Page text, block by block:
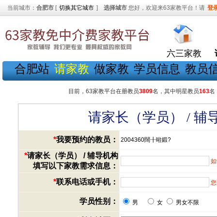
当前城市： 合肥市 [ 切换其它城市 ] 选择城市 您好，欢迎来63家教平台！请 登
六三家教
合肥站 请家教 做家教 学员信息 教员
目前，63家教平台在册教员3809名，其中明星教员163名
请家长（学员） / 辅
*我要预约的教员： 2004360闊╂暀鍛?
*请家长（学员） / 辅导机构
填写以下家教需求信息：
*联系电话或手机：
学员性别： 男 女 男女不限